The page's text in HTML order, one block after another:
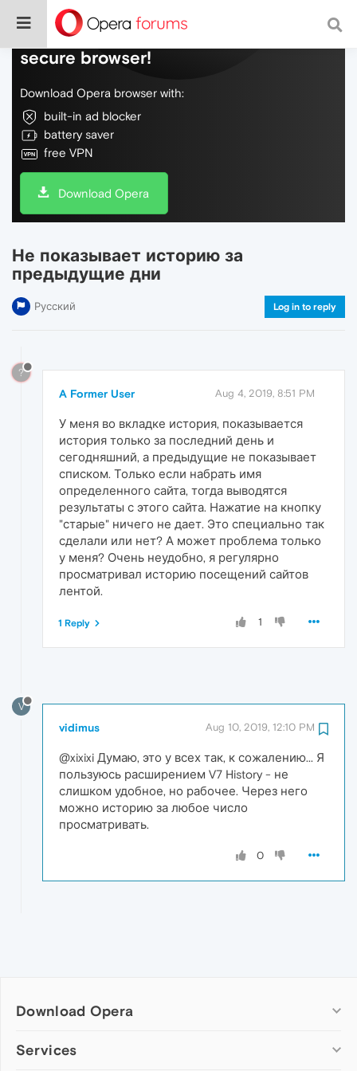
Do more on the web, with a fast and
secure browser!
Download Opera browser with:
built-in ad blocker
battery saver
free VPN
Download Opera
Не показывает историю за
предыдущие дни
Русский Log in to reply
?
A Former User Aug 4, 2019, 8:51 PM
У меня во вкладке история, показывается
история только за последний день и
сегодняшний, а предыдущие не показывает
списком. Только если набрать имя
определенного сайта, тогда выводятся
результаты с этого сайта. Нажатие на кнопку
"старые" ничего не дает. Это специально так
сделали или нет? А может проблема только
у меня? Очень неудобно, я регулярно
просматривал историю посещений сайтов
лентой.
1
1 Reply
V
vidimus Aug 10, 2019, 12:10 PM
@xixixi Думаю, это у всех так, к сожалению... Я
пользуюсь расширением V7 History - не
слишком удобное, но рабочее. Через него
можно историю за любое число
просматривать.
0
Download Opera
Computer browsers
Services